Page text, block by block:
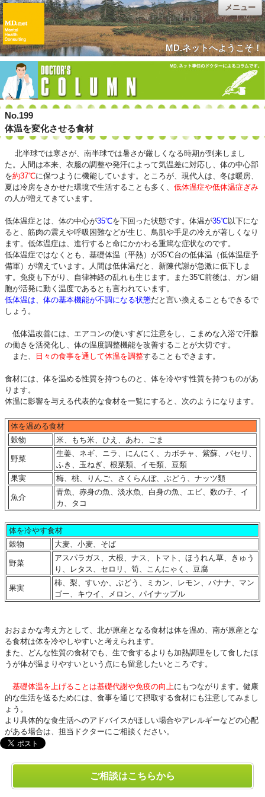
MD.ネットへようこそ！
メニュー
No.199
体温を変化させる食材
北半球では寒さが、南半球では暑さが厳しくなる時期が到来しまし
た。人間は本来、衣服の調整や発汗によって気温差に対応し、体の中心部
を約37℃に保つように機能しています。ところが、現代人は、冬は暖房、
夏は冷房をきかせた環境で生活することも多く、 低体温症や低体温症ぎみ
の人が増えてきています。
低体温症とは、体の中心が35℃を下回った状態です。体温が35℃以下にな
ると、筋肉の震えや呼吸困難などが生じ、鳥肌や手足の冷えが著しくなり
ます。低体温症は、進行すると命にかかわる重篤な症状なのです。
低体温症ではなくとも、基礎体温（平熱）が35℃台の低体温（低体温症予
備軍）が増えています。人間は低体温だと、新陳代謝が急激に低下しま
す。免疫も下がり、自律神経の乱れも生じます。また35℃前後は、ガン細
胞が活発に動く温度であるとも言われています。
低体温は、体の基本機能が不調になる状態だと言い換えることもできるで
しょう。
低体温改善には、エアコンの使いすぎに注意をし、こまめな入浴で汗腺
の働きを活発化し、体の温度調整機能を改善することが大切です。
また、
日々の食事を通して体温を調整することもできます。
食材には、体を温める性質を持つものと、体を冷やす性質を持つものがあ
ります。
体温に影響を与える代表的な食材を一覧にすると、次のようになります。
体を温める食材
穀物
米、もち米、ひえ、あわ、ごま
野菜
生姜、ネギ、ニラ、にんにく、カボチャ、紫蘇、パセリ、
ふき、玉ねぎ、根菜類、イモ類、豆類
果実
梅、桃、りんご、さくらんぼ、ぶどう、ナッツ類
魚介
青魚、赤身の魚、淡水魚、白身の魚、エビ、数の子、イ
カ、タコ
体を冷やす食材
穀物
大麦、小麦、そば
野菜
アスパラガス、大根、ナス、トマト、ほうれん草、きゅう
り、レタス、セロリ、筍、こんにゃく、豆腐
果実
柿、梨、すいか、ぶどう、ミカン、レモン、バナナ、マン
ゴー、キウイ、メロン、パイナップル
おおまかな考え方として、北が原産となる食材は体を温め、南が原産とな
る食材は体を冷やしやすいと考えられます。
また、どんな性質の食材でも、生で食するよりも加熱調理をして食したほ
うが体が温まりやすいという点にも留意したいところです。
基礎体温を上げることは基礎代謝や免疫の向上にもつながります。健康
的な生活を送るためには、食事を通じて摂取する食材にも注意してみまし
ょう。
より具体的な食生活へのアドバイスがほしい場合やアレルギーなどの心配
がある場合は、担当ドクターにご相談ください。
ご相談はこちらから